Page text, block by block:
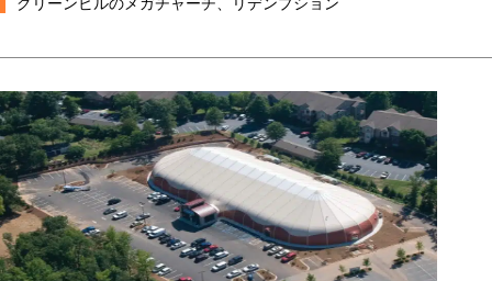
グリーンビルのメガチャーチ、リデンプション